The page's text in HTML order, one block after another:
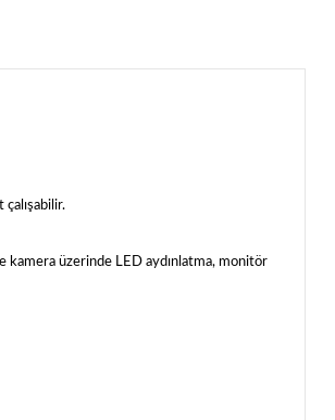
kamera üzerinde LED aydınlatma, monitör